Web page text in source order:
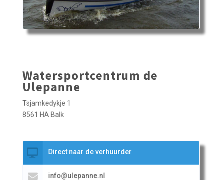
Watersportcentrum de
Ulepanne
Tsjamkedykje 1
8561 HA Balk
Direct naar de verhuurder
info@ulepanne.nl